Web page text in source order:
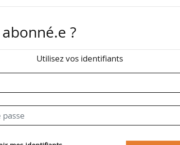
des parcs
britanniques,
.
infrastructures
carburants
transport…
?
Utilisez vos identifiants